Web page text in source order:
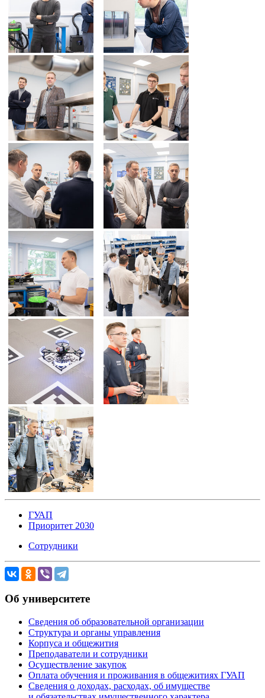
ГУАП
Приоритет 2030
Сотрудники
Об университете
Сведения об образовательной организации
Структура и органы управления
Корпуса и общежития
Преподаватели и сотрудники
Осуществление закупок
Оплата обучения и проживания в общежитиях ГУАП
Сведения о доходах, расходах, об имуществе